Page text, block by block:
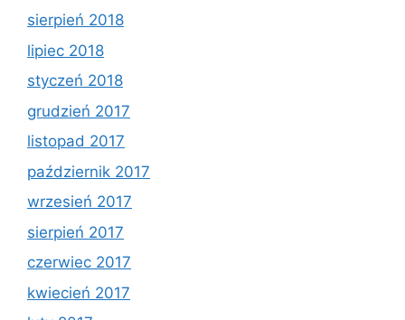
sierpień 2018
lipiec 2018
styczeń 2018
grudzień 2017
listopad 2017
październik 2017
wrzesień 2017
sierpień 2017
czerwiec 2017
kwiecień 2017